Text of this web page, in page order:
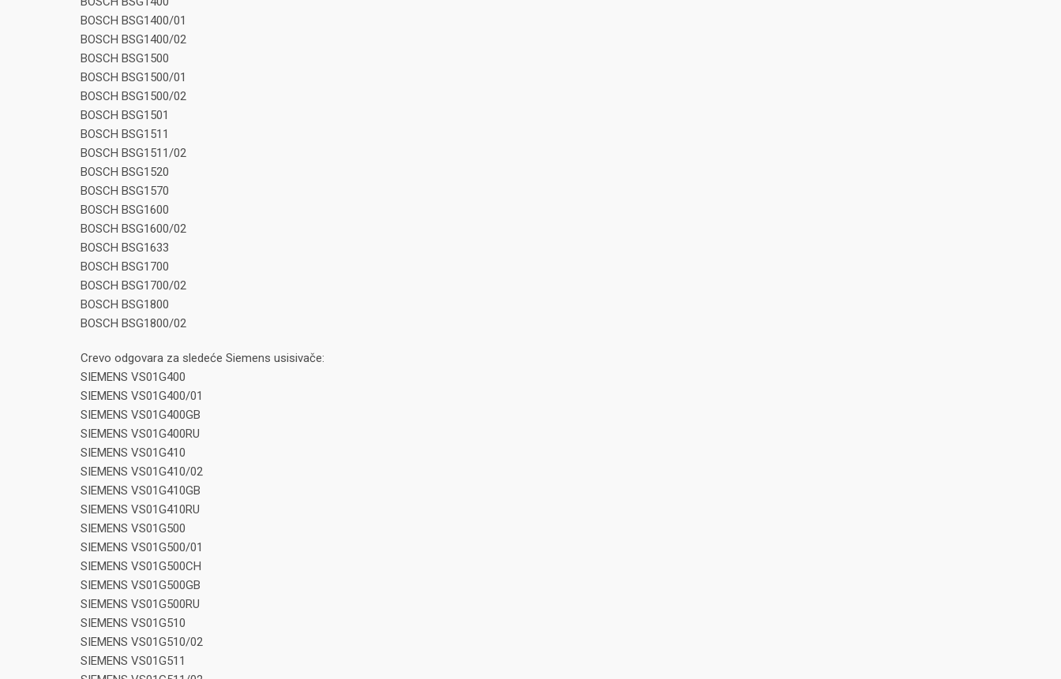
BOSCH BSG1400/01
BOSCH BSG1400/02
BOSCH BSG1500
BOSCH BSG1500/01
BOSCH BSG1500/02
BOSCH BSG1501
BOSCH BSG1511
BOSCH BSG1511/02
BOSCH BSG1520
BOSCH BSG1570
BOSCH BSG1600
BOSCH BSG1600/02
BOSCH BSG1633
BOSCH BSG1700
BOSCH BSG1700/02
BOSCH BSG1800
BOSCH BSG1800/02
Crevo odgovara za sledeće Siemens usisivače:
SIEMENS VS01G400
SIEMENS VS01G400/01
SIEMENS VS01G400GB
SIEMENS VS01G400RU
SIEMENS VS01G410
SIEMENS VS01G410/02
SIEMENS VS01G410GB
SIEMENS VS01G410RU
SIEMENS VS01G500
SIEMENS VS01G500/01
SIEMENS VS01G500CH
SIEMENS VS01G500GB
SIEMENS VS01G500RU
SIEMENS VS01G510
SIEMENS VS01G510/02
SIEMENS VS01G511